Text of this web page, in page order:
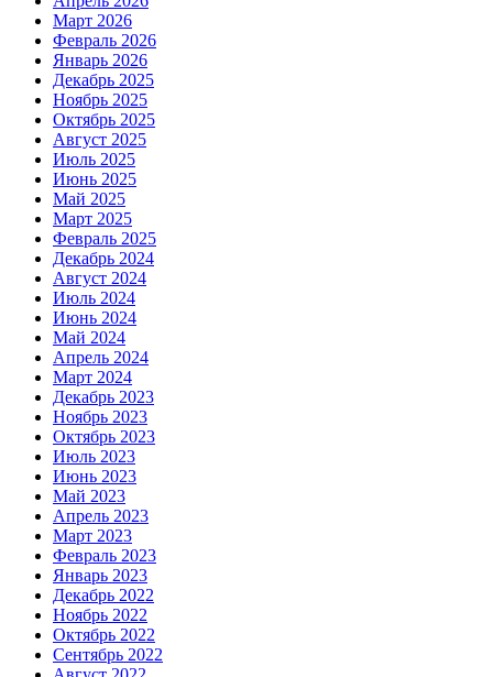
Март 2026
Февраль 2026
Январь 2026
Декабрь 2025
Ноябрь 2025
Октябрь 2025
Август 2025
Июль 2025
Июнь 2025
Май 2025
Март 2025
Февраль 2025
Декабрь 2024
Август 2024
Июль 2024
Июнь 2024
Май 2024
Апрель 2024
Март 2024
Декабрь 2023
Ноябрь 2023
Октябрь 2023
Июль 2023
Июнь 2023
Май 2023
Апрель 2023
Март 2023
Февраль 2023
Январь 2023
Декабрь 2022
Ноябрь 2022
Октябрь 2022
Сентябрь 2022